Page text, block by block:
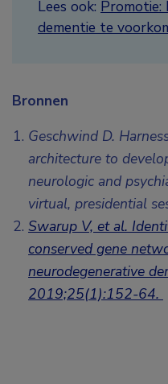
Lees ook: Promotie:
dementie te
Bronnen
Geschwind D.
architecture to
neurologic and
virtual, presidential
Swarup V, et al.
conserved gene
neurodegenerative
2019;25(1):152-64.